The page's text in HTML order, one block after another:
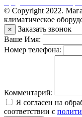
© Copyright 2022.
климатическое
×
Заказать звонок
Ваше Имя:
Номер телефона:
Комментарий:
Я согласен на
соответствии с